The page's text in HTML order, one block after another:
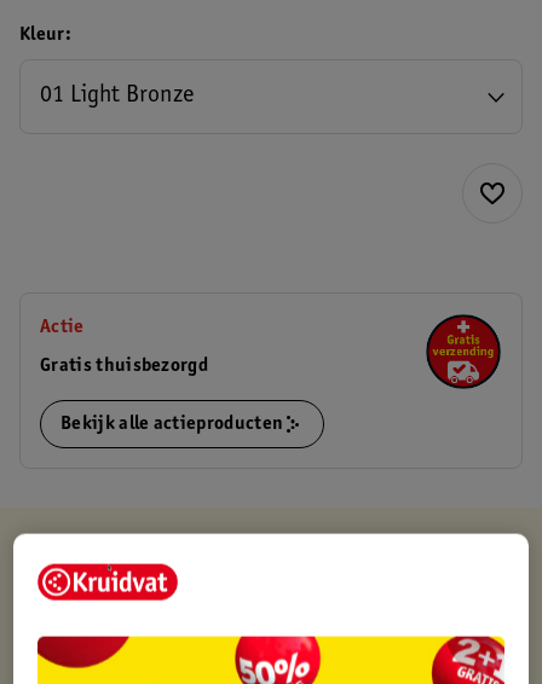
Kleur
01 Light Bronze
Actie
Gratis thuisbezorgd
Bekijk alle actieproducten
Kruidvat is altijd voordelig
Op werkdagen voor 22:00 uur besteld, volgende dag in huis
Gratis thuisbezorgd vanaf 50.00